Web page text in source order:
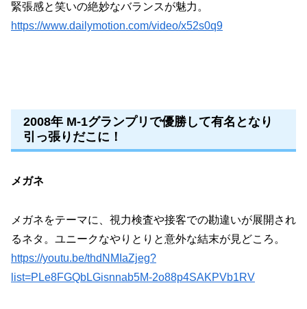
緊張感と笑いの絶妙なバランスが魅力。
https://www.dailymotion.com/video/x52s0q9
2008年 M-1グランプリで優勝して有名となり
引っ張りだこに！
メガネ
メガネをテーマに、視力検査や接客での勘違いが展開され
るネタ。ユニークなやりとりと意外な結末が見どころ。
https://youtu.be/thdNMIaZjeg?
list=PLe8FGQbLGisnnab5M-2o88p4SAKPVb1RV